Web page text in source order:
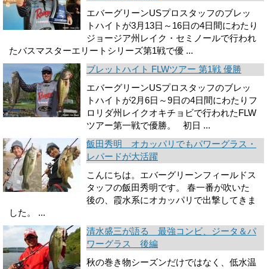
エバーグリーンUSプロスタッフのブレッ
トハイトが3月13日～16日の4日間にわたり
ジョージア州レイク・セミノールで行われ
たバスマスターエリートシリーズ第1戦で優 ...
ブレットハイト FLWツアー 第1戦 優勝
エバーグリーンUSプロスタッフのブレッ
トハイトが2月6日～9日の4日間にわたりフ
ロリダ州レイクオキチョビで行われたFLW
ツアー第一戦で優勝。 初日 ...
飯田秀明 オカッパリでもパワーグラス・
レパードが大活躍
こんにちは。エバーグリーンフィールドス
タッフの飯田秀明です。 春一番が吹いた
後の、霞水系にオカッパリで出撃してきま
した。 ...
清水盛三が語る 最強コンビ、ジータ＆パ
ワーグラス 後編
秋の巻き物シーズンだけではなく、低水温